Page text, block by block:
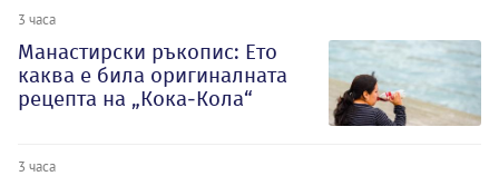
3 часа
Манастирски ръкопис: Ето
каква е била оригиналната
рецепта на „Кока-Кола“
3 часа